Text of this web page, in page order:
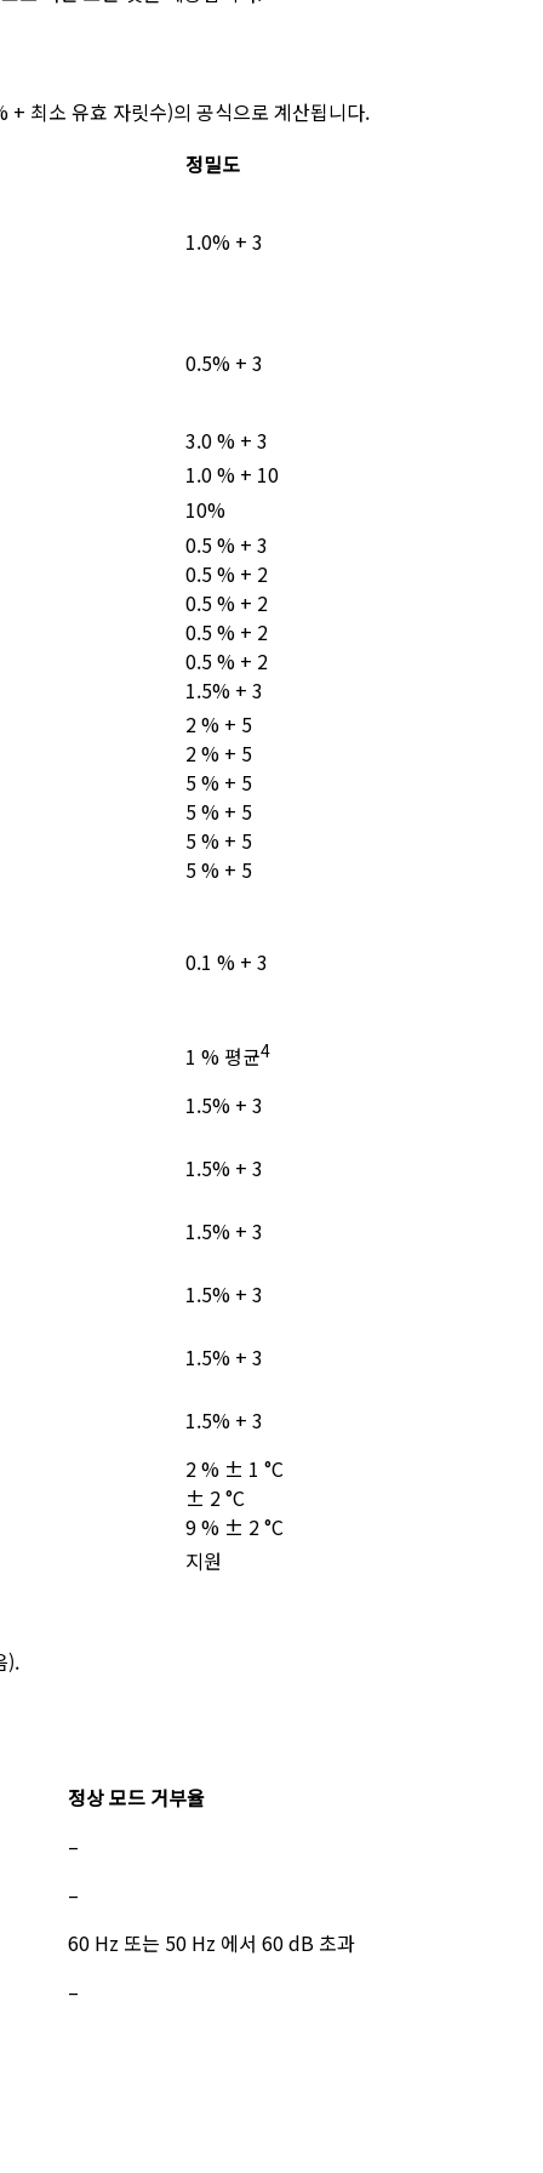
최소 유효 자릿수)의 공식으로 계산됩니다.
정밀도
1.0% + 3
0.5% + 3
3.0 % + 3
1.0 % + 10
10%
0.5 % + 3
0.5 % + 2
0.5 % + 2
0.5 % + 2
0.5 % + 2
1.5% + 3
2 % + 5
2 % + 5
5 % + 5
5 % + 5
5 % + 5
5 % + 5
0.1 % + 3
1 % 평균4
1.5% + 3
1.5% + 3
1.5% + 3
1.5% + 3
1.5% + 3
1.5% + 3
2 % ± 1 °C
± 2 °C
9 % ± 2 °C
지원
).
정상 모드 거부율
–
–
60 Hz 또는 50 Hz 에서 60 dB 초과
–